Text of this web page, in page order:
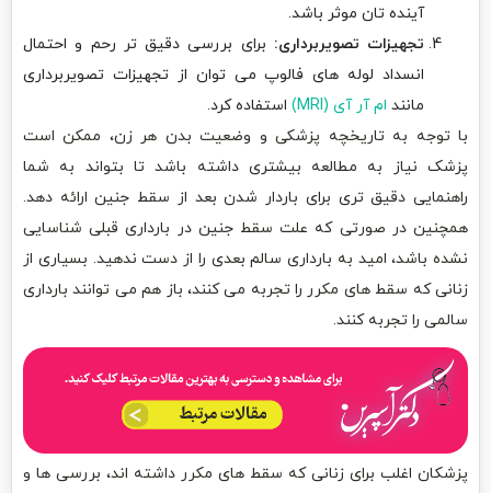
آینده تان موثر باشد.
تجهیزات تصویربرداری: برای بررسی دقیق تر رحم و احتمال
انسداد لوله های فالوپ می توان از تجهیزات تصویربرداری
مانند ام آر آی (MRI)
استفاده کرد.
با توجه به تاریخچه پزشکی و وضعیت بدن هر زن، ممکن است
پزشک نیاز به مطالعه بیشتری داشته باشد تا بتواند به شما
راهنمایی دقیق تری برای باردار شدن بعد از سقط جنین ارائه دهد.
همچنین در صورتی که علت سقط جنین در بارداری قبلی شناسایی
نشده باشد، امید به بارداری سالم بعدی را از دست ندهید. بسیاری از
زنانی که سقط های مکرر را تجربه می کنند، باز هم می توانند بارداری
سالمی را تجربه کنند.
پزشکان اغلب برای زنانی که سقط های مکرر داشته اند، بررسی ها و